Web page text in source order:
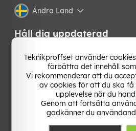
Ändra Land
Håll dig uppdaterad
Få de senaste nyheterna, hetaste
bästa tipsen från oss direkt i din
vårt nyhetsbrev!
Teknikproffset använder
förbättra det innehåll
Vi rekommenderar att du
av cookies för att du ska
upplevelse när du
Genom att fortsätta
godkänner du